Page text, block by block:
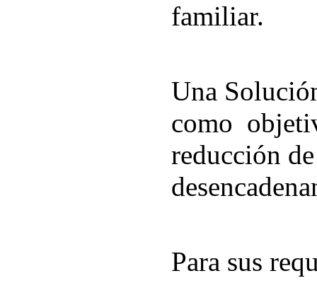
familiar.
Una
como
reducción
Para sus